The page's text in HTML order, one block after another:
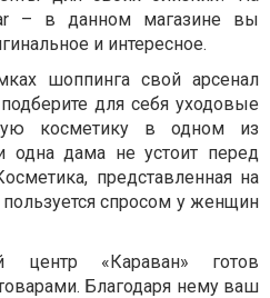
– в данном магазине вы
и интересное.
шоппинга свой арсенал
для себя уходовые
косметику в одном из
одна дама не устоит перед
представленная на
пользуется спросом у женщин
центр «Караван» готов
Благодаря нему ваш